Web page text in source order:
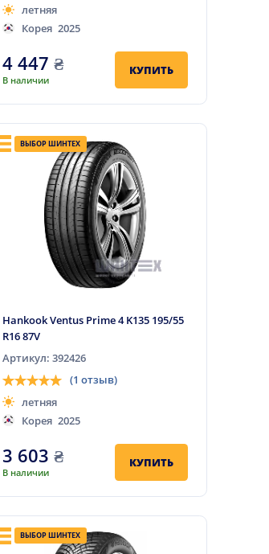
летняя
Корея 2025
4 447 ₴
В наличии
КУПИТЬ
ВЫБОР ШИНТЕХ
Hankook Ventus Prime 4 K135 195/55
R16 87V
Артикул: 392426
(1 отзыв)
летняя
Корея 2025
3 603 ₴
В наличии
КУПИТЬ
ВЫБОР ШИНТЕХ